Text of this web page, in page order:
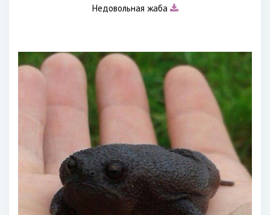
Недовольная жаба